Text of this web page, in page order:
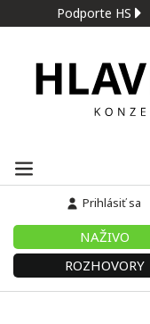
Podporte HS
Prihlásiť sa
NAŽIVO
ROZHOVORY